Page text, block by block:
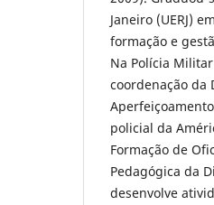
Janeiro (UERJ)
formação e
Na Polícia Militar
coordenação da
policial da
Formação de
Pedagógica da
desenvolve